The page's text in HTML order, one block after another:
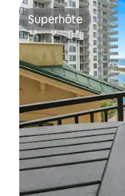
Superhôte
Superhôte